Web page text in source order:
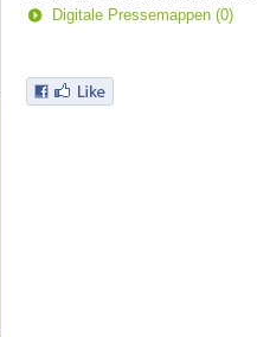
Digitale Pressemappen (0)